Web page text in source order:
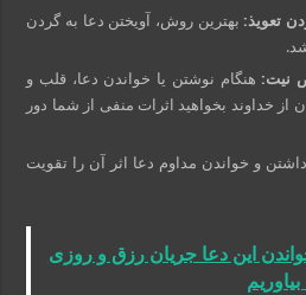
تعویذ: بهترین روش، آویختن دعا به گردن
نیت: هنگام نوشتن یا خواندن دعا، قلب و
از خداوند بخواهید اثرات منفی از شما دور
و خواندن مداوم دعا اثر آن را تقویت
این دعا جریان رزق و روزی